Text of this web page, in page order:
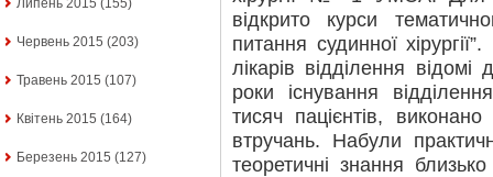
Липень 2015 (155)
Червень 2015 (203)
Травень 2015 (107)
Квітень 2015 (164)
Березень 2015 (127)
відкрито курси
питання судинної
лікарів відділення
роки існування
тисяч пацієнтів,
втручань. Набули
теоретичні знання близько